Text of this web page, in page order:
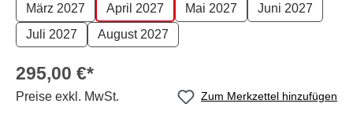
März 2027
April 2027 Mai 2027
Juni 2027
Juli 2027
August 2027
295,00 €*
Preise exkl. MwSt. Zum Merkzettel hinzufügen